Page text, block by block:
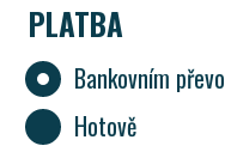
PLATBA
Bankovním
Hotově